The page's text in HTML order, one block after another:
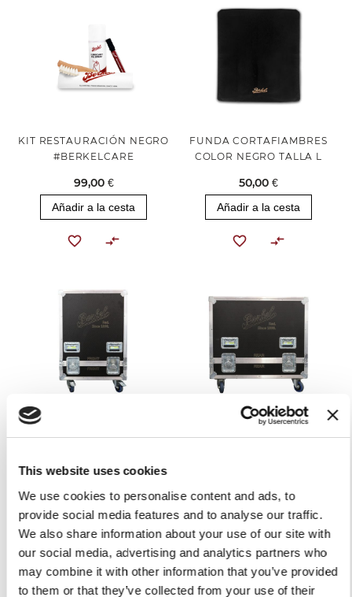
This website uses cookies
We use cookies to personalise content and ads, to
provide social media features and to analyse our traffic.
We also share information about your use of our site with
our social media, advertising and analytics partners who
may combine it with other information that you’ve provided
to them or that they’ve collected from your use of their
KIT RESTAURACIÓN NEGRO
#BERKELCARE
99,00 €
Añadir a la cesta
FUNDA CORTAFIAMBRES
COLOR NEGRO TALLA L
50,00 €
Añadir a la cesta
ESTUCHE DE TRANSPORTE
CON RUEDAS PARA
B114/TRIBUTE/B3
1.799,00 €
ESTUCHE DE TRANSPORTE
CON RUEDAS PARA
Preorder